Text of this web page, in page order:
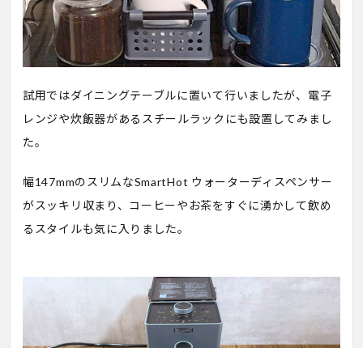
試用ではダイニングテーブルに置いて行いましたが、電子
レンジや炊飯器があるスチールラックにも設置してみまし
た。
幅147mmのスリムなSmartHot ウォーターディスペンサー
がスッキリ収まり、コーヒーやお茶をすぐに湧かして飲め
るスタイルも気に入りました。